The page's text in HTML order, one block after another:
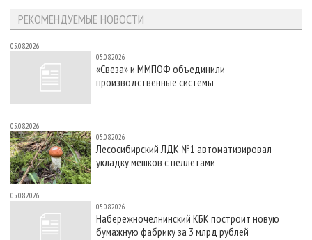
РЕКОМЕНДУЕМЫЕ НОВОСТИ
05.08.2026
05.08.2026
«Свеза» и ММПОФ объединили
производственные системы
05.08.2026
05.08.2026
Лесосибирский ЛДК №1 автоматизировал
укладку мешков с пеллетами
05.08.2026
05.08.2026
Набережночелнинский КБК построит новую
бумажную фабрику за 3 млрд рублей